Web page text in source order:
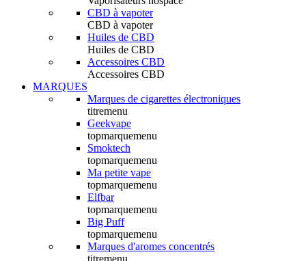
CBD à vapoter
CBD à vapoter
Huiles de CBD
Huiles de CBD
Accessoires CBD
Accessoires CBD
MARQUES
Marques de cigarettes électroniques
titremenu
Geekvape
topmarquemenu
Smoktech
topmarquemenu
Ma petite vape
topmarquemenu
Elfbar
topmarquemenu
Big Puff
topmarquemenu
Marques d'aromes concentrés
titremenu